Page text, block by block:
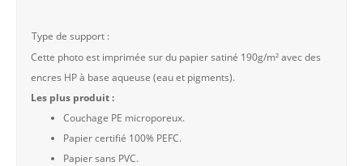
Type de support :
Cette photo est imprimée sur du papier satiné 190g/m² avec des
encres HP à base aqueuse (eau et pigments).
Les plus produit :
Couchage PE microporeux.
Papier certifié 100% PEFC.
Papier sans PVC.